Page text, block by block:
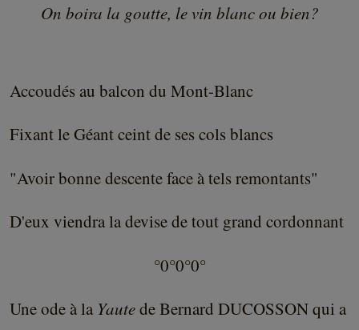
On boira la goutte, le vin blanc ou bien?
Accoudés au balcon du Mont-Blanc
Fixant le Géant ceint de ses cols blancs
"Avoir bonne descente face à tels remontants"
D'eux viendra la devise de tout grand cordonnant
°0°0°0°
Une ode à la Yautede Bernard DUCOSSON qui a